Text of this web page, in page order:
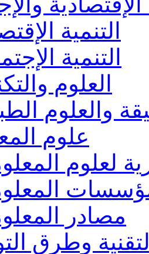
التنمية
التنمية
العلوم
والعلوم
علوم
لعلوم
مصادر
وطرق